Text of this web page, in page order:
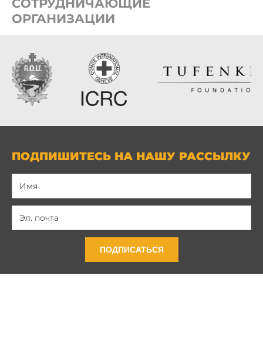
СОТРУДНИЧАЮЩИЕ
ОРГАНИЗАЦИИ
ПОДПИШИТЕСЬ НА НАШУ РАССЫЛКУ
ПОДПИСАТЬСЯ